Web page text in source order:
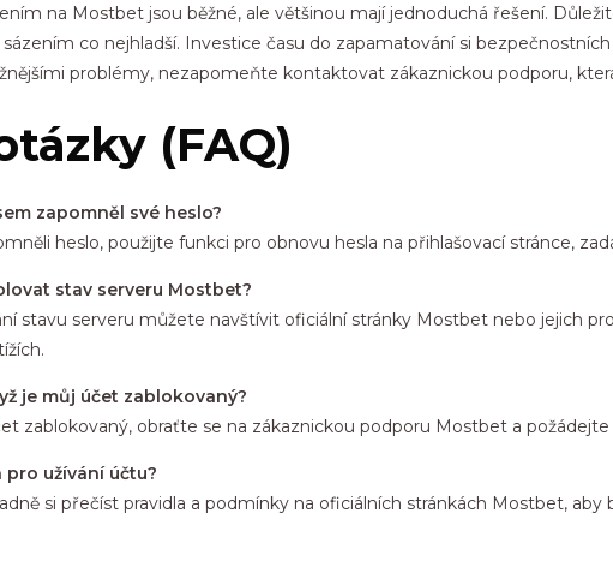
na Mostbet jsou běžné, ale většinou mají jednoduchá řešení.
co nejhladší. Investice času do zapamatování si
problémy, nezapomeňte kontaktovat zákaznickou podporu,
(FAQ)
zapomněl své heslo?
heslo, použijte funkci pro obnovu hesla na přihlašovací stránce,
stav serveru Mostbet?
stavu serveru můžete navštívit oficiální stránky Mostbet nebo jejich
je můj účet zablokovaný?
zablokovaný, obraťte se na zákaznickou podporu Mostbet a požádejte
pro užívání účtu?
si přečíst pravidla a podmínky na oficiálních stránkách Mostbet,